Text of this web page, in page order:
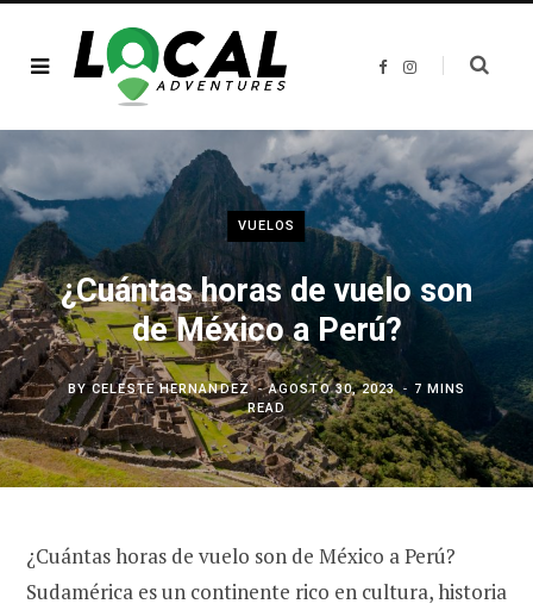
F
b
o
o
k
I
a
g
m
VUELOS
¿Cuántas horas de vuelo son
de México a Perú?
BYCELESTE HERNANDEZ AGOSTO 30, 2023
7 MINS
READ
¿Cuántas horas de vuelo son de México a Perú?
Sudamérica es un continente rico en cultura, historia